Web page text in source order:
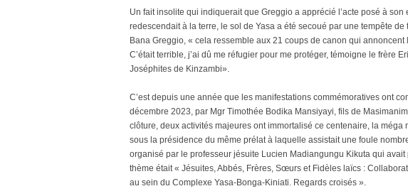
Un fait insolite qui indiquerait que Greggio a apprécié l’acte posé à son
redescendait à la terre, le sol de Yasa a été secoué par une tempête
Bana Greggio, « cela ressemble aux 21 coups de canon qui
C’était terrible, j’ai dû me réfugier pour me protéger, témoigne le frère
Joséphites de Kinzambi».
C’est depuis une année que les manifestations commémoratives ont
décembre 2023, par Mgr Timothée Bodika Mansiyayi, fils de
clôture, deux activités majeures ont immortalisé ce centenaire, la
sous la présidence du même prélat à laquelle assistait une foule
organisé par le professeur jésuite Lucien Madiangungu Kikuta qui
thème était « Jésuites, Abbés, Frères, Sœurs et Fidèles laïcs :
au sein du Complexe Yasa-Bonga-Kiniati. Regards croisés ».